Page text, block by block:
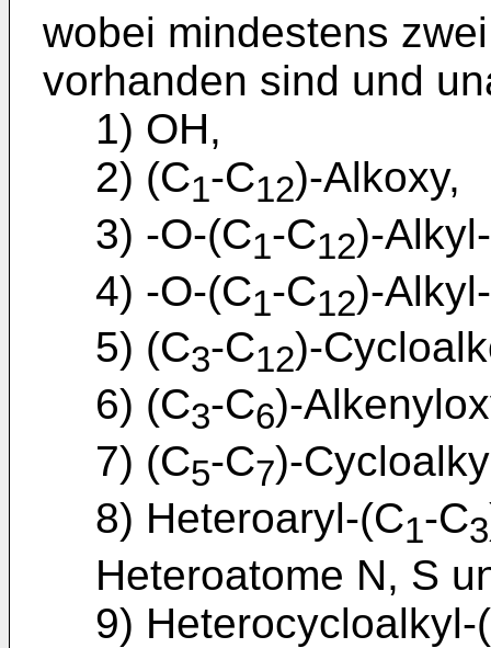
wobei mindestens
vorhanden sind und
1) OH,
2) (C1-C12)-Alkoxy,
3) -O-(C1-C12)-
4) -O-(C1-C12)-
5) (C3-C12)-
6) (C3-C6)-
7) (C5-C7)-
8) Heteroaryl-(C1-C3
Heteroatome N, S
9) Heterocycloalkyl-